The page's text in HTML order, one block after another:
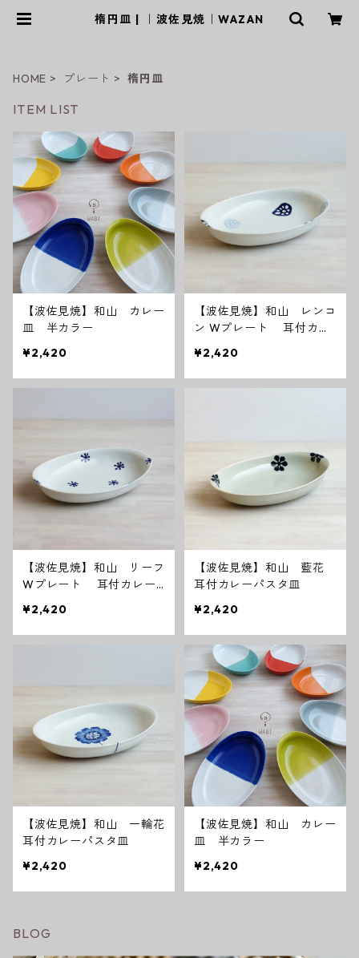
楕円皿 | ｜波佐見焼｜WAZAN
HOME プレート 楕円皿
ITEM LIST
【波佐見焼】和山 カレー
皿 半カラー
¥2,420
【波佐見焼】和山 レンコ
ン Wプレート 耳付カレ
¥2,420
【波佐見焼】和山 リーフ
Wプレート 耳付カレー
¥2,420
【波佐見焼】和山 藍花
耳付カレーパスタ皿
¥2,420
【波佐見焼】和山 一輪花
耳付カレーパスタ皿
¥2,420
【波佐見焼】和山 カレー
皿 半カラー
¥2,420
BLOG